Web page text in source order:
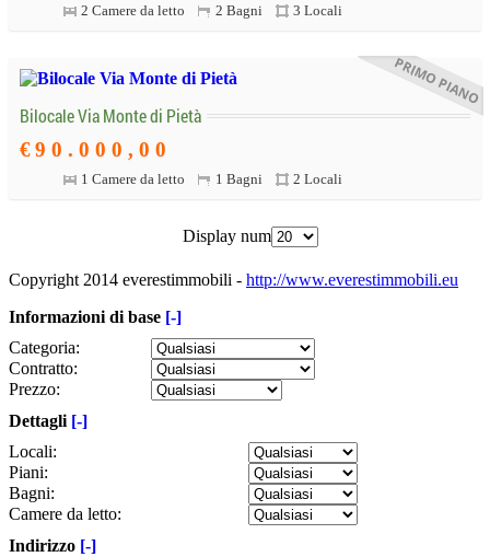
2 Camere da letto 2 Bagni 3 Locali
Bilocale Via Monte di Pietà
€9 0 . 0 0 0 , 0 0
1 Camere da letto 1 Bagni 2 Locali
Display num
Copyright 2014 everestimmobili - http://www.everestimmobili.eu
Informazioni di base [-]
Categoria:
Contratto:
Prezzo:
Dettagli [-]
Locali:
Piani:
Bagni:
Camere da letto:
Indirizzo [-]